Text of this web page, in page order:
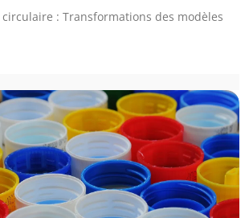
circulaire : Transformations des modèles